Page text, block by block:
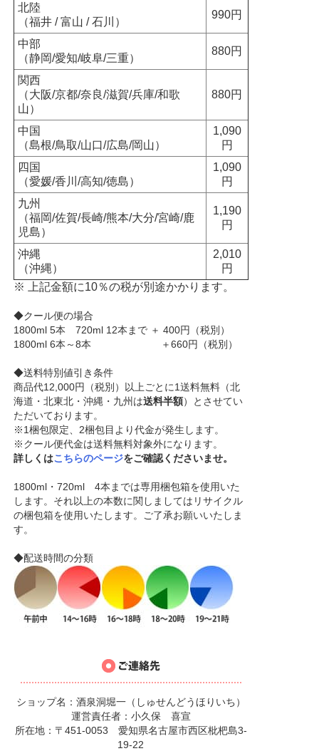
北陸
（福井 / 富山 / 石川）
990円
中部
（静岡/愛知/岐阜/三重）
880円
関西
（大阪/京都/奈良/滋賀/兵庫/和歌
山）
880円
中国
（島根/鳥取/山口/広島/岡山）
1,090
円
四国
（愛媛/香川/高知/徳島）
1,090
円
九州
（福岡/佐賀/長崎/熊本/大分/宮崎/鹿
児島）
1,190
円
沖縄
（沖縄）
2,010
円
※ 上記金額に10％の税が別途かかります。
◆クール便の場合
1800ml 5本 720ml 12本まで ＋ 400円（税別）
1800ml 6本～8本 ＋660円（税別）
◆送料特別値引き条件
商品代12,000円（税別）以上ごとに1送料無料（北
海道・北東北・沖縄・九州は送料半額）とさせてい
ただいております。
※1梱包限定、2梱包目より代金が発生します。
※クール便代金は送料無料対象外になります。
詳しくはこちらのページをご確認くださいませ。
1800ml・720ml 4本までは専用梱包箱を使用いた
します。それ以上の本数に関しましてはリサイクル
の梱包箱を使用いたします。ご了承お願いいたしま
す。
◆配送時間の分類
ショップ名：酒泉洞堀一（しゅせんどうほりいち）
運営責任者：小久保 喜宣
所在地：〒451-0053 愛知県名古屋市西区枇杷島3-
19-22